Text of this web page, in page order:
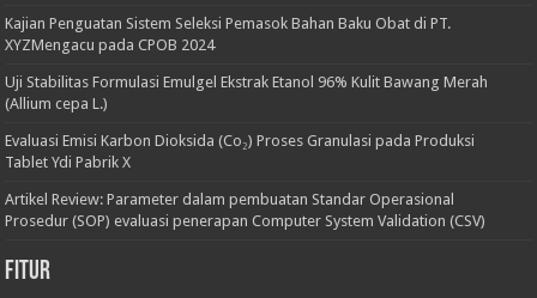
Kajian Penguatan Sistem Seleksi Pemasok Bahan Baku Obat di PT.
XYZMengacu pada CPOB 2024
Uji Stabilitas Formulasi Emulgel Ekstrak Etanol 96% Kulit Bawang Merah
(Allium cepa L.)
Evaluasi Emisi Karbon Dioksida (Co₂) Proses Granulasi pada Produksi
Tablet Ydi Pabrik X
Artikel Review: Parameter dalam pembuatan Standar Operasional
Prosedur (SOP) evaluasi penerapan Computer System Validation (CSV)
Fitur